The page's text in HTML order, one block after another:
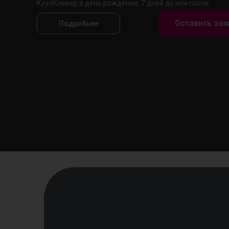
КуулКлевер в день рождения, 7 дней до или после.
Подробнее Оставить